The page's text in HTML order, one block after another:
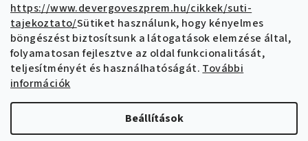
https://www.devergoveszprem.hu/cikkek/suti-
tajekoztato/Sütiket használunk, hogy kényelmes
böngészést biztosítsunk a látogatások elemzése által,
folyamatosan fejlesztve az oldal funkcionalitását,
teljesítményét és használhatóságát. További
információk
Beállítások
Az "Elállás megerősítése"
megnyomásával Ön elektronikus úton
elállási nyilatkozatot tesz és nyilatkozik,
hogy megismerte és elfogadja az elállási
funkcióval kapcsolatban az
tájékoztatóbanírtakat.